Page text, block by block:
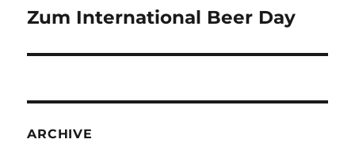
Next
Zum International Beer Day
ARCHIVE